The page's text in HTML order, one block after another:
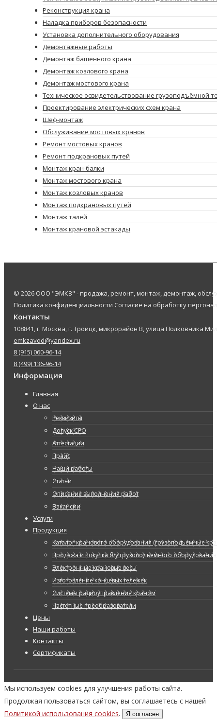
Реконструкция крана
Наладка приборов безопасности
Установка дополнительного оборудования
Демонтажные работы
Демонтаж башенного крана
Демонтаж козлового крана
Демонтаж мостового крана
Техническое освидетельствование грузоподъёмной
Проектирование электрических схем крана
Шеф-монтаж
Обслуживание мостовых кранов
Ремонт мостовых кранов
Ремонт подкрановых путей
Монтаж кран-балки
Монтаж мостового крана
Монтаж козловых кранов
Монтаж подкрановых путей
Монтаж талей
Монтаж крановой эстакады
© 2026 ООО "ЭМКЗ" - продажа, ремонт, монтаж, демонтаж,
Политика конфиденциальности Согласие на обработку
Контакты
108841, г. Москва, г. Троицк, микрорайон В, улица Полковника
emkzavod@yandex.ru
8 (915) 060-96-14
8 (499) 136-96-14
Информация
Главная
О нас
Реквизиты
Допуск СРО
Аттестации
Прайс
Наши работы
Статьи
Описание выполнения работ
Вакансии
Услуги
Продукция
Каталог кранового оборудования (грузоподъемные
Продажа и покупка б/у грузоподъемного оборудования
Электронные крановые весы
Изготовление концевых тележек
Системы радиоуправления краном
Частотные преобразователи
Цены
Наши работы
Контакты
Сертификаты
Мы используем cookies для улучшения работы сайта.
Продолжая пользоваться сайтом, вы соглашаетесь с нашей
Политикой использования cookies. Я согласен